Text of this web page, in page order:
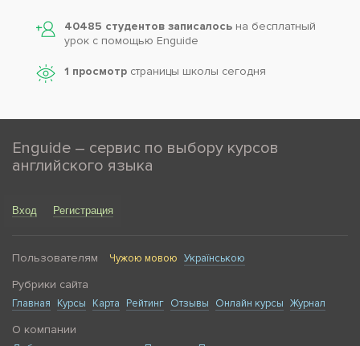
40485 студентов записалось на бесплатный
урок с помощью Enguide
1 просмотр страницы школы сегодня
Enguide – сервис по выбору курсов
английского языка
Вход Регистрация
Пользователям Чужою мовою Українською
Рубрики сайта
Главная Курсы Карта Рейтинг Отзывы Онлайн курсы Журнал
О компании